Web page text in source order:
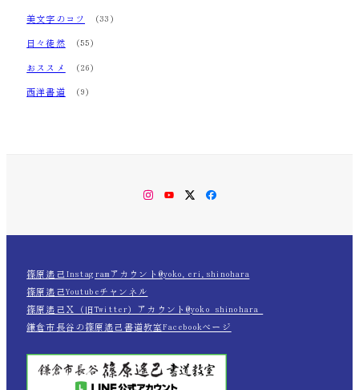
美文字のコツ (33)
日々徒然 (55)
おススメ (26)
西洋書道 (9)
Instagram
YouTubeTwitterFacebook
篠原遙己Instagramアカウント@yoko.eri.shinohara
篠原遙己Youtubeチャンネル
篠原遙己Ｘ（旧Twitter）アカウント@yoko_shinohara_
鎌倉市長谷の篠原遙己書道教室Facebookページ